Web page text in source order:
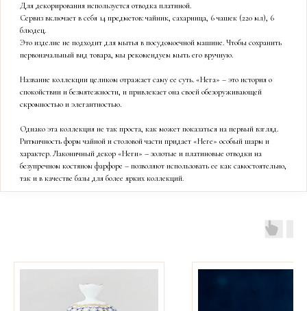
Для декорирования используется отводка платиной.
Сервиз включает в себя 14 предметов: чайник, сахарница, 6 чашек (220 мл), 6
блюдец.
Это изделие не подходит для мытья в посудомоечной машине. Чтобы сохранить
первоначальный вид товара, мы рекомендуем мыть его вручную.
Название коллекции целиком отражает саму ее суть. «Нега» – это история о
спокойствии и безмятежности, и привлекает она своей обезоруживающей
скромностью и элегантностью.
Однако эта коллекция не так проста, как может показаться на первый взгляд.
Ритмичность форм чайной и столовой части придает «Неге» особый шарм и
характер. Лаконичный декор «Неги» – золотые и платиновые отводки на
безупречном костяном фарфоре – позволяют использовать ее как самостоятельно,
так и в качестве базы для более ярких коллекций.